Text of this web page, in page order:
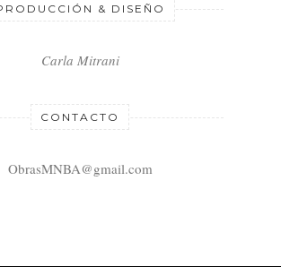
& DISEÑO
Carla Mitrani
CONTACTO
ObrasMNBA@gmail.com